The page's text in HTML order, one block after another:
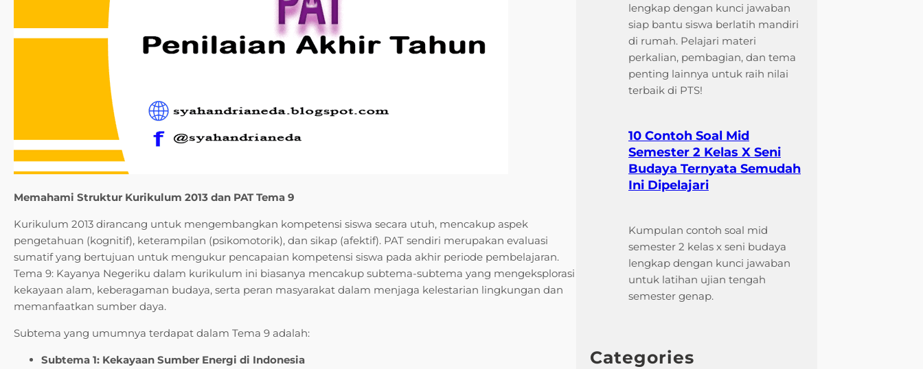
Memahami Struktur Kurikulum 2013 dan PAT Tema 9
Kurikulum 2013 dirancang untuk mengembangkan kompetensi siswa secara utuh, mencakup aspek
pengetahuan (kognitif), keterampilan (psikomotorik), dan sikap (afektif). PAT sendiri merupakan evaluasi
sumatif yang bertujuan untuk mengukur pencapaian kompetensi siswa pada akhir periode pembelajaran.
Tema 9: Kayanya Negeriku dalam kurikulum ini biasanya mencakup subtema-subtema yang mengeksplorasi
kekayaan alam, keberagaman budaya, serta peran masyarakat dalam menjaga kelestarian lingkungan dan
memanfaatkan sumber daya.
Subtema yang umumnya terdapat dalam Tema 9 adalah:
Subtema 1: Kekayaan Sumber Energi di Indonesia
lengkap dengan kunci jawaban
siap bantu siswa berlatih mandiri
di rumah. Pelajari materi
perkalian, pembagian, dan tema
penting lainnya untuk raih nilai
terbaik di PTS!
10 Contoh Soal Mid
Semester 2 Kelas X Seni
Budaya Ternyata Semudah
Ini Dipelajari
Kumpulan contoh soal mid
semester 2 kelas x seni budaya
lengkap dengan kunci jawaban
untuk latihan ujian tengah
semester genap.
Categories